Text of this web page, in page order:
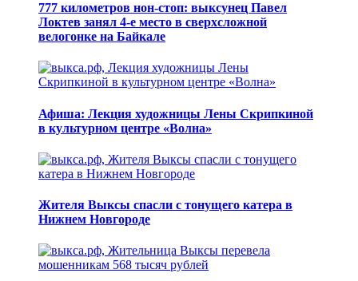
777 километров нон-стоп: выксунец Павел
Локтев занял 4-е место в сверхсложной
велогонке на Байкале
Афиша: Лекция художницы Лены Скрипкиной
в культурном центре «Волна»
Жителя Выксы спасли с тонущего катера в
Нижнем Новгороде